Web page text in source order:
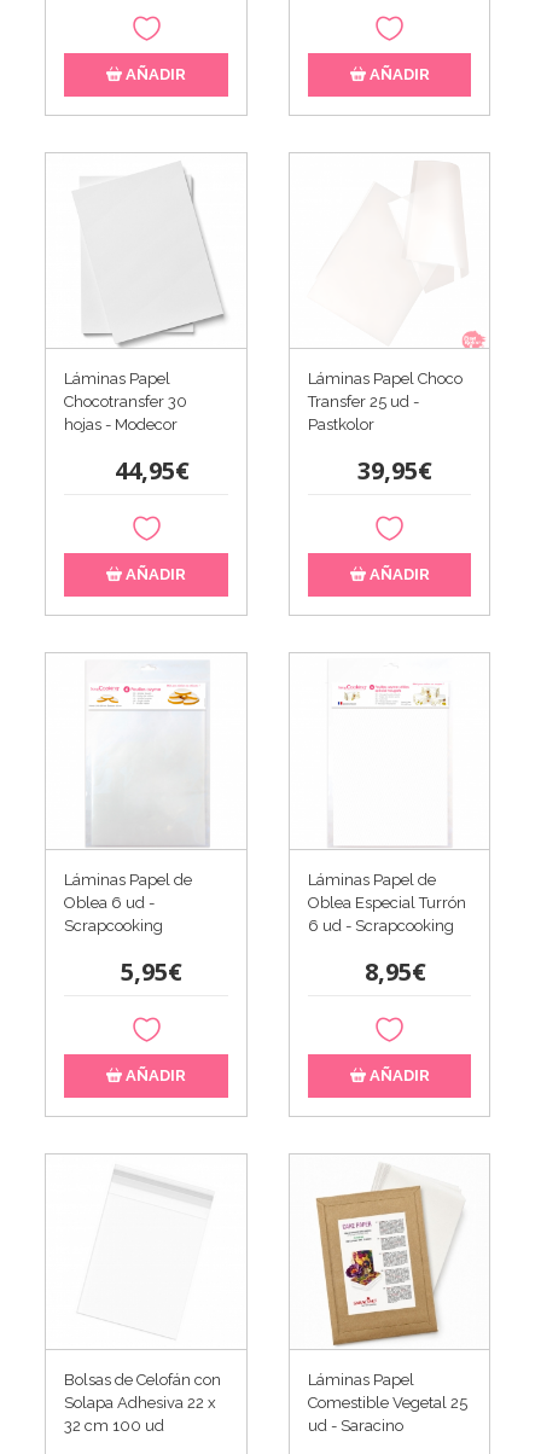
AÑADIR AÑADIR
Láminas Papel
Chocotransfer 30
hojas - Modecor
44,95€
AÑADIR
Láminas Papel Choco
Transfer 25 ud -
Pastkolor
39,95€
AÑADIR
Láminas Papel de
Oblea 6 ud -
Scrapcooking
5,95€
AÑADIR
Láminas Papel de
Oblea Especial Turrón
6 ud - Scrapcooking
8,95€
AÑADIR
Bolsas de Celofán con
Solapa Adhesiva 22 x
32 cm 100 ud
Láminas Papel
Comestible Vegetal 25
ud - Saracino